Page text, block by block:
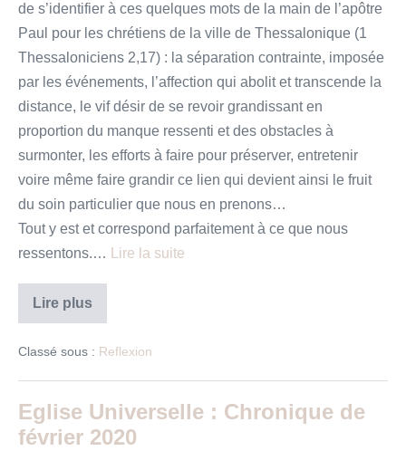
de s’identifier à ces quelques mots de la main de l’apôtre
Paul pour les chrétiens de la ville de Thessalonique (1
Thessaloniciens 2,17) : la séparation contrainte, imposée
par les événements, l’affection qui abolit et transcende la
distance, le vif désir de se revoir grandissant en
proportion du manque ressenti et des obstacles à
surmonter, les efforts à faire pour préserver, entretenir
voire même faire grandir ce lien qui devient ainsi le fruit
du soin particulier que nous en prenons…
Tout y est et correspond parfaitement à ce que nous
ressentons.…
Lire la suite
Lire plus« L’heure
Méditation
pour
de
confinement
Classé sous : Reflexion
Eglise Universelle : Chronique de
février 2020